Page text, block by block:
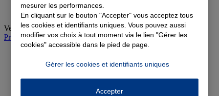
Vendredi: 09:00-12:00, 14:00-18:00
Prendre rendez-vous à l'agence
mesurer les performances.
En cliquant sur le bouton "Accepter" vous acceptez tous
les cookies et identifiants uniques. Vous pouvez aussi
modifier vos choix à tout moment via le lien "Gérer les
cookies" accessible dans le pied de page.
Gérer les cookies et identifiants uniques
Accepter